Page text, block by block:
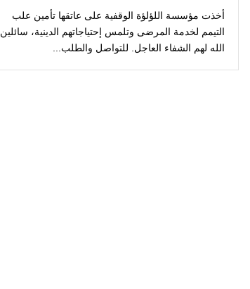
أخذت مؤسسة اللؤلؤة الوقفية على عاتقها تأمين علب
التيمم لخدمة المرضى وتلمس إحتياجاتهم الدينية، سائلين
الله لهم الشفاء العاجل. للتواصل والطلب...